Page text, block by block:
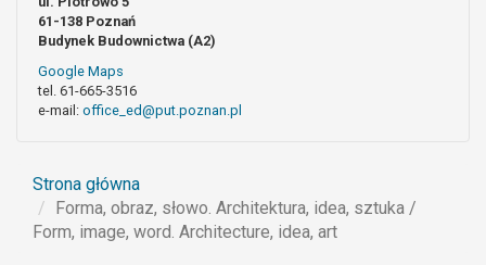
61-138 Poznań
Budynek Budownictwa (A2)
Google Maps
tel. 61-665-3516
e-mail: office_ed@put.poznan.pl
Strona główna
Forma, obraz, słowo. Architektura, idea, sztuka /
Form, image, word. Architecture, idea, art